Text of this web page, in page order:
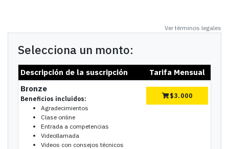
Ver términos legales
Selecciona un monto:
Descripción de la suscripción
Tarifa Mensual
Bronze
Beneficios incluidos:
Agradecimientos
Clase online
Entrada a competencias
Videollamada
Videos con consejos técnicos
$3.000